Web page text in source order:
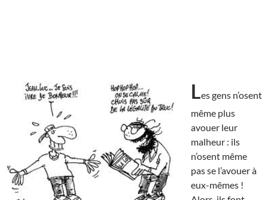
Les gens n’osent
même plus
avouer leur
malheur : ils
n’osent même
pas se l’avouer à
eux-mêmes !